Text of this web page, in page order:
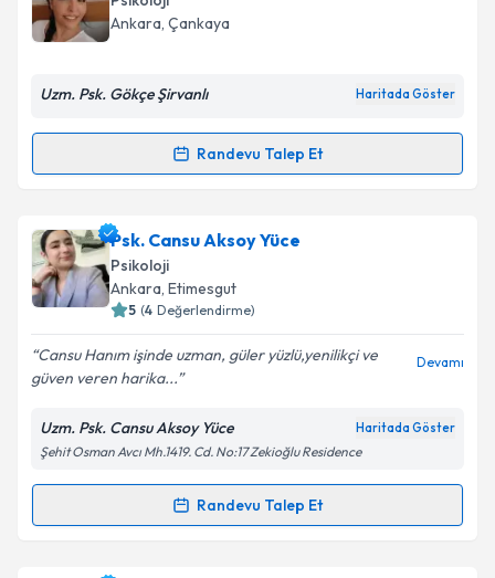
takvim hazırlandığında e-posta ile bilgilendireceğiz.
Kişisel verilerimin işlenmesine ilişkinAydınlatma
Takvim Talebini Gönder
Ankara, Çankaya
Uzm. Psk. Gökçe Şirvanlı Haritada Göster
Randevu Talep Et
Randevu Takvimi Talebi
Uzm. Psk. Gökçe Şirvanlı Çevik
talebi oluşturun. Size bu uzmandan randevu almanız
için bir takvim hazırlandığında e-posta ile
bilgilendireceğiz.
E-posta Adresiniz
Kişisel verilerimin işlenmesine ilişkinAydınlatma
Metni'ni okudum ve kişisel verilerimin belirtilen
kapsamda işlenmesini kabul ediyorum.
Psk. Cansu Aksoy Yüce
Psikoloji
Ankara, Etimesgut
5 (4 Değerlendirme)
Cansu Hanım işinde uzman, güler yüzlü,yenilikçi ve
güven veren harika...
Devamı
Uzm. Psk. Cansu Aksoy Yüce Haritada Göster
Şehit Osman Avcı Mh.1419. Cd. No:17 Zekioğlu Residence
Randevu Talep Et
Randevu Takvimi Talebi